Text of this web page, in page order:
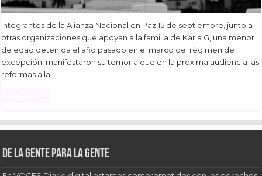
Integrantes de la Alianza Nacional en Paz 15 de septiembre, junto a
otras organizaciones que apoyan a la familia de Karla G, una menor
de edad detenida el año pasado en el marco del régimen de
excepción, manifestaron su temor a que en la próxima audiencia las
reformas a la …
De la gente para la gente